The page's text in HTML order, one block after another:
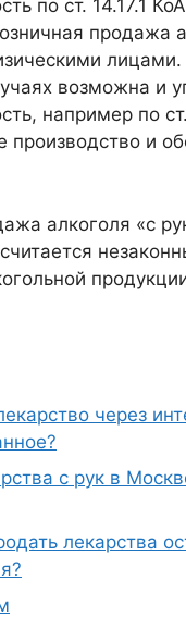
по ст. 14.17.1
продажа
лицами.
возможна и
например по
производство и
алкоголя «с
через
с рук в
лекарства